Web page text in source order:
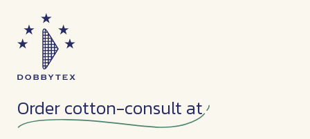
Order cotton-consult at